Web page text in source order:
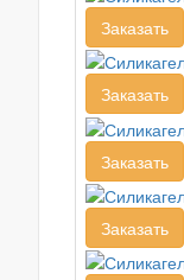
Заказать
Заказать
Заказать
Заказать